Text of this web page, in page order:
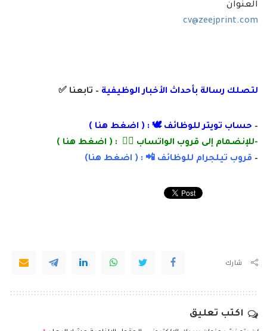
العنوان
cv@zeejprint.com
لتصلك رسالة بأحداث الأخبار الوظيفية – تابعنا ✅
– حساب تويتر للوظائف 🕊 : ( اضغط هنا )
-للإنضمام إلى قروب الواتساب 👌🏽 : ( اضغط هنا )
– قروب تيلجرام للوظائف 📲 : ( اضغط هنا)
شارك
اكتب تعليق